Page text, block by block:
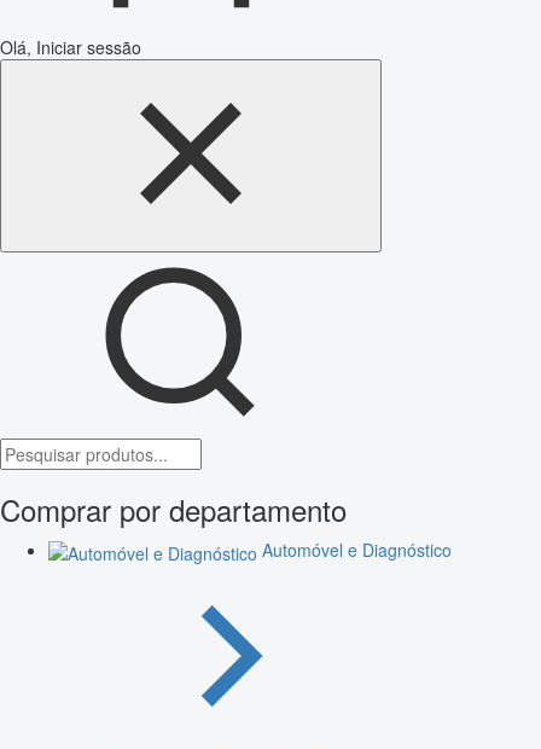
Olá, Iniciar sessão
Comprar por departamento
Automóvel e Diagnóstico